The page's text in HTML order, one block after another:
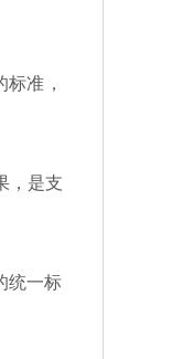
准，
，是支
统一标